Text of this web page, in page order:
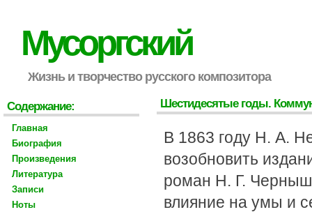
Мусоргский
Жизнь и творчество русского композитора
Шестидесятые годы.
В 1863 году Н. А.
возобновить
роман Н. Г.
влияние на умы и
Содержание:
Главная
Биография
Произведения
Литература
Записи
Ноты